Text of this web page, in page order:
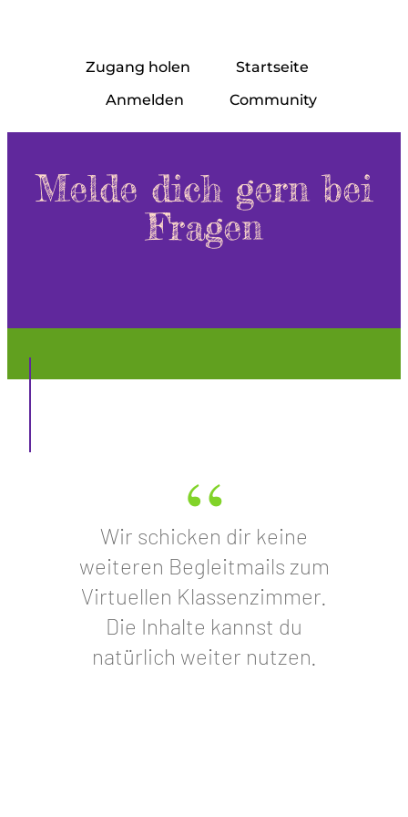
Zugang holen
Startseite
Anmelden
Community
Melde dich gern bei
Fragen
“
Wir schicken dir keine
weiteren Begleitmails zum
Virtuellen Klassenzimmer.
Die Inhalte kannst du
natürlich weiter nutzen.